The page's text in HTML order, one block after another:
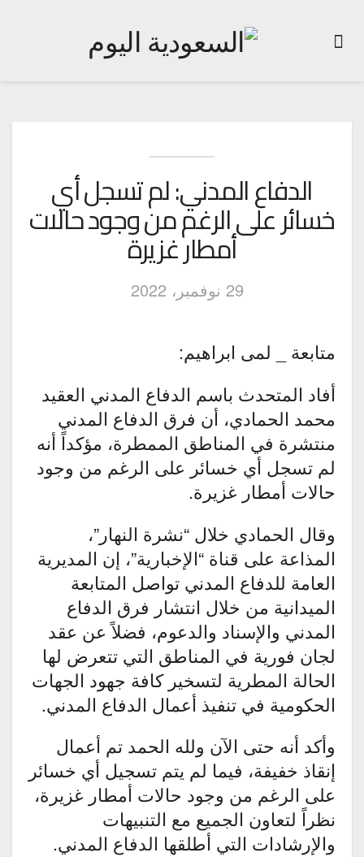
الدفاع المدني: لم تسجل أي
خسائر على الرغم من وجود حالات
أمطار غزيرة
29 نوفمبر، 2022
متابعة _ لمى ابراهيم:
أفاد المتحدث باسم الدفاع المدني العقيد
محمد الحمادي، أن فرق الدفاع المدني
منتشرة في المناطق الممطرة، مؤكداً أنه
لم تسجل أي خسائر على الرغم من وجود
حالات أمطار غزيرة.
وقال الحمادي خلال “نشرة النهار”،
المذاعة على قناة “الإخبارية”، إن المديرية
العامة للدفاع المدني تواصل المتابعة
الميدانية من خلال انتشار فرق الدفاع
المدني والإسناد والدعوم، فضلاً عن عقد
لجان فورية في المناطق التي تتعرض لها
الحالة المطرية لتسخير كافة جهود الجهات
الحكومية في تنفيذ أعمال الدفاع المدني.
وأكد أنه حتى الآن ولله الحمد تم أعمال
إنقاذ خفيفة، فيما لم يتم تسجيل أي خسائر
على الرغم من وجود حالات أمطار غزيرة،
نظراً لتعاون الجميع مع التنبيهات
والإرشادات التي أطلقها الدفاع المدني.